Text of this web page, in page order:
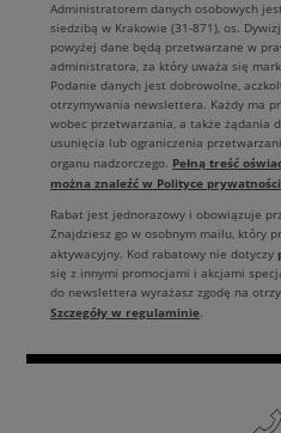
Administratorem danych osobowych
siedzibą w Krakowie (31-871), os.
powyżej dane będą przetwarzane w
administratora, za który uważa się
Podanie danych jest dobrowolne,
otrzymywania newslettera. Każdy ma
wobec przetwarzania, a także żądania
usunięcia lub ograniczenia
organu nadzorczego. Pełną treść
można znaleźć w Polityce
Rabat jest jednorazowy i obowiązuje
Znajdziesz go w osobnym mailu, który
aktywacyjny. Kod rabatowy nie dotyczy
się z innymi promocjami i akcjami
do newslettera wyrażasz zgodę na
Szczegóły w regulaminie.